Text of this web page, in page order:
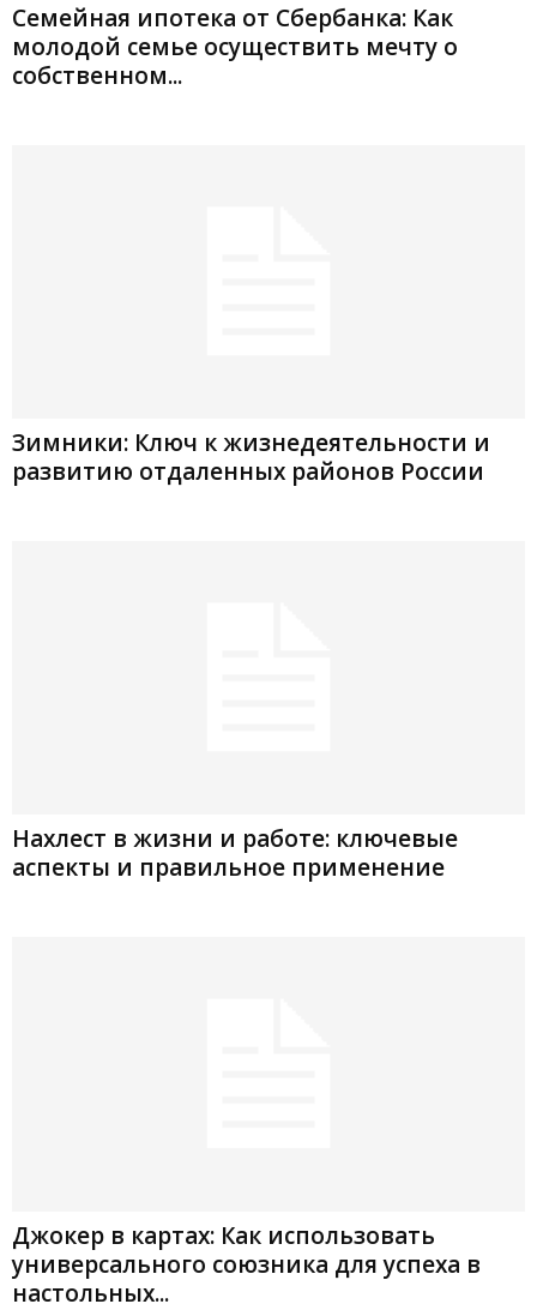
Семейная ипотека от Сбербанка: Как
молодой семье осуществить мечту о
собственном...
Зимники: Ключ к жизнедеятельности и
развитию отдаленных районов России
Нахлест в жизни и работе: ключевые
аспекты и правильное применение
Джокер в картах: Как использовать
универсального союзника для успеха в
настольных...